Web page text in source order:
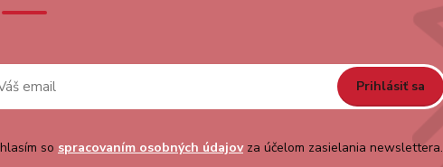
Prihlásiť sa
so spracovaním osobných údajovza účelom zasielania newslettera.